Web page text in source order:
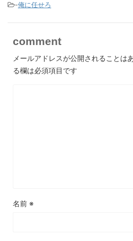
-俺に任せろ
comment
メールアドレスが公開されることは
る欄は必須項目です
名前 ※